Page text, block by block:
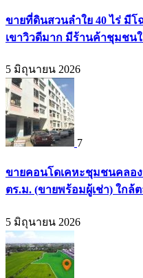
ขายที่ดินสวนลำใย 40 ไร่ มี
เขาวิวดีมาก มีร้านค้าชุมชนใ
5 มิถุนายน 2026
7
ขายคอนโดเคหะชุมชนคลอ
ตร.ม. (ขายพร้อมผู้เช่า) ใกล้ต
5 มิถุนายน 2026